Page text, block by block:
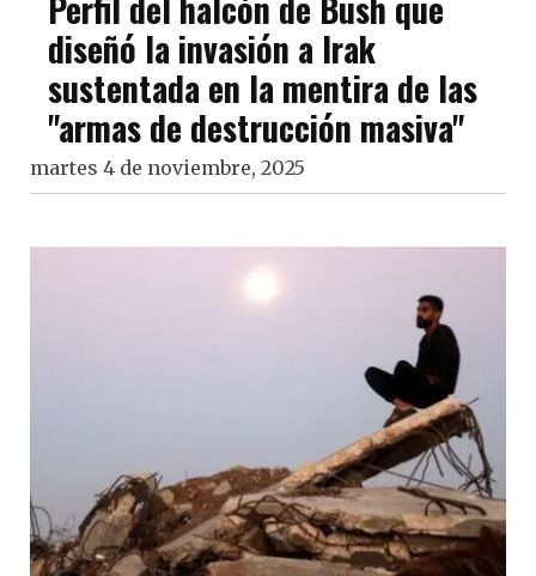
diseñó la invasión a Irak
sustentada en la mentira de las
"armas de destrucción masiva"
martes 4 de noviembre, 2025